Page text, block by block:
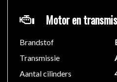
Motor en
Brandstof
Transmissie
Aantal cilinders